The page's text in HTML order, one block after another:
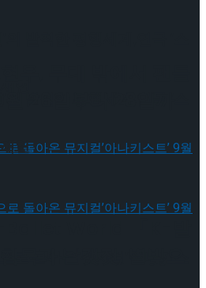
발칙한 평행세계,연극 ‘스
로 돌아온 뮤지컬’아나키스
연
묵과 날갯짓, 별빛으